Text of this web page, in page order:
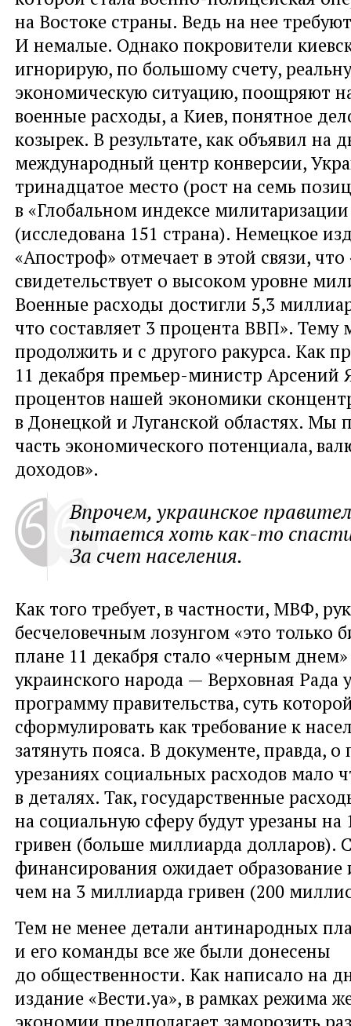
на Востоке страны. Ведь на нее
И немалые. Однако покровители
игнорирую, по большому счету,
экономическую ситуацию, поощряют
военные расходы, а Киев, понятное
козырек. В результате, как объявил на
международный центр конверсии,
тринадцатое место (рост на семь
в «Глобальном индексе милитаризации
(исследована 151 страна). Немецкое
«Апостроф» отмечает в этой связи, что
свидетельствует о высоком уровне
Военные расходы достигли 5,3
что составляет 3 процента ВВП». Тему
продолжить и с другого ракурса. Как
11 декабря премьер-министр Арсений
процентов нашей экономики
в Донецкой и Луганской областях. Мы
часть экономического потенциала,
доходов».
Впрочем, украинское
пытается хоть как-то
За счет населения.
Как того требует, в частности, МВФ,
бесчеловечным лозунгом «это только
плане 11 декабря стало «черным
украинского народа — Верховная Рада
программу правительства, суть
сформулировать как требование к
затянуть пояса. В документе, правда,
урезаниях социальных расходов мало
в деталях. Так, государственные
на социальную сферу будут урезаны
гривен (больше миллиарда долларов).
финансирования ожидает образование
чем на 3 миллиарда гривен (200
Тем не менее детали антинародных
и его команды все же были донесены
до общественности. Как написало на
издание «Вести.уа», в рамках режима
экономии предполагает заморозить